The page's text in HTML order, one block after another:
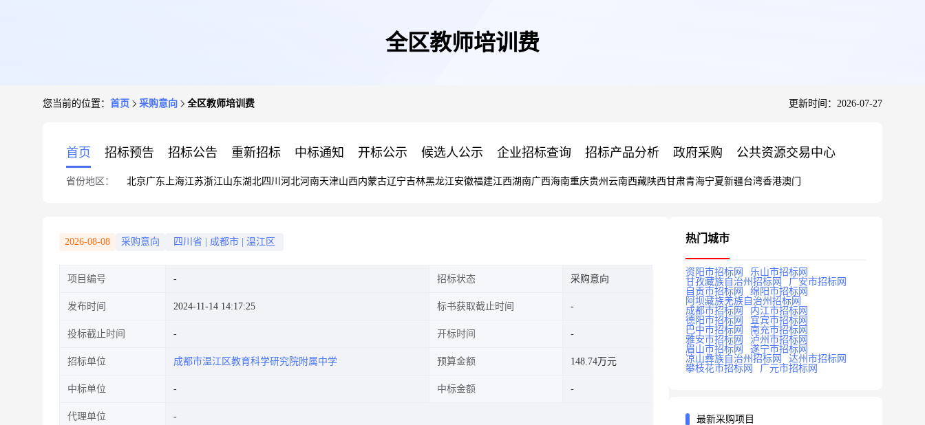
全区教师培训费
您当前的位置： 首页 采购意向 全区教师培训费 更新时间：2026-07-27
首页 招标预告 招标公告 重新招标 中标通知 开标公示 候选人公示 企业招标查询 招标产品分析 政府采购 公共资源交易中心
省份地区： 北京广东 上海江苏浙江山东湖北四川 河北河南天津山西内蒙古辽宁吉林黑龙江安徽福建江西湖南广西海南重庆贵州 云南西藏陕西甘肃青海宁夏新疆台湾香港澳门
2026-08-08 采购意向 四川省 成都市 温江区
项目编号 招标状态 采购意向
发布时间 2024-11-14 14:17:25 标书获取截止时间
投标截止时间 开标时间
招标单位 成都市温江区教育科学研究院附属中学 预算金额 148.74万元
中标单位 中标金额
代理单位
热门城市
资阳市招标网
乐山市招标网
甘孜藏族自治州招标网
广安市招标网
自贡市招标网
绵阳市招标网
阿坝藏族羌族自治州招标网
成都市招标网
内江市招标网
德阳市招标网
宜宾市招标网
巴中市招标网
南充市招标网
雅安市招标网
泸州市招标网
眉山市招标网
遂宁市招标网
凉山彝族自治州招标网
达州市招标网
攀枝花市招标网
广元市招标网
最新采购项目